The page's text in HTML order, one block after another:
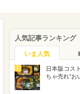
人気記事ランキング
いま人気
1
日本版コス
ちゃ売れ“お